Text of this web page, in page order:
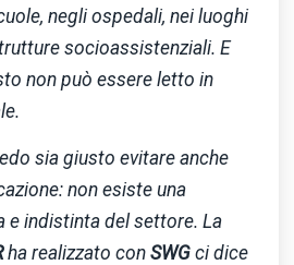
negli ospedali, nei luoghi
socioassistenziali. E
non può essere letto in
sia giusto evitare anche
non esiste una
e indistinta del settore. La
ha realizzato con SWG ci dice